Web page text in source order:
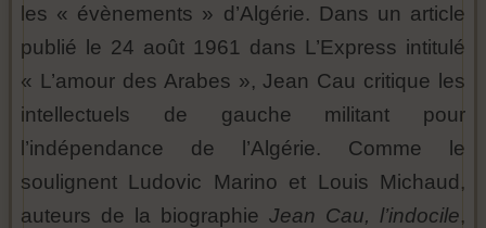
les « évènements » d’Algérie. Dans un article
publié le 24 août 1961 dans L’Express intitulé
« L’amour des Arabes », Jean Cau critique les
intellectuels de gauche militant pour
l’indépendance de l’Algérie. Comme le
soulignent Ludovic Marino et Louis Michaud,
auteurs de la biographie Jean Cau, l’indocile,